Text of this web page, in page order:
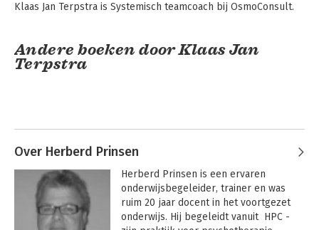
Klaas Jan Terpstra is Systemisch teamcoach bij OsmoConsult.
Andere boeken door Klaas Jan
Terpstra
Over Herberd Prinsen
Herberd Prinsen is een ervaren
onderwijsbegeleider, trainer en was
ruim 20 jaar docent in het voortgezet
onderwijs. Hij begeleidt vanuit  HPC -